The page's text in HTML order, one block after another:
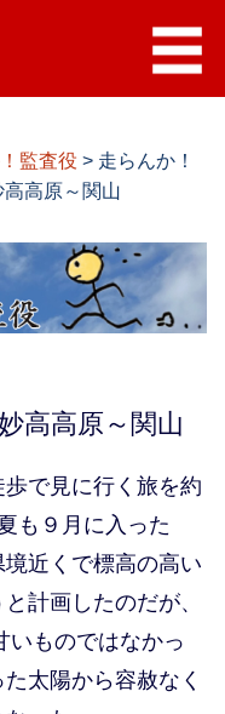
監査役 > 走らんか！
高原～関山
高高原～関山
で見に行く旅を約
も９月に入った
近くで標高の高い
計画したのだが、
いものではなかっ
太陽から容赦なく